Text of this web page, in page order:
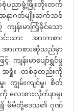
ာဖွံ့ဖြိုးတိုးတက်
နာဂတ်မျိုးဆက်သစ်
ျန်းမာကြံ့ခိုင်သော
င်းသား အားကစား
အားကစားဆိုသည်မှာ
ကျန်းမာပျော်ရွှင်မှု
အရှုံး တစ်ခုတည်းကို
ကျွမ်းကျင်မှု၊ စိတ်
လေးစားလိုက်နာမှု၊
၍ မိမိတို့ဒေသ၏ ဂုဏ်